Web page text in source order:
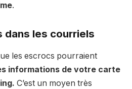
.
dans les courriels
les escrocs pourraient
informations de votre carte
C’est un moyen très